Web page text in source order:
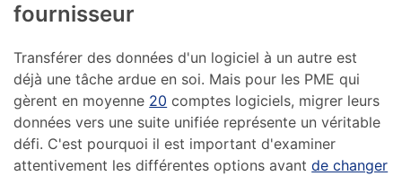
fournisseur
Transférer des données d'un logiciel à un autre est
déjà une tâche ardue en soi. Mais pour les PME qui
gèrent en moyenne 20 comptes logiciels, migrer leurs
données vers une suite unifiée représente un véritable
défi. C'est pourquoi il est important d'examiner
attentivement les différentes options avantde changer